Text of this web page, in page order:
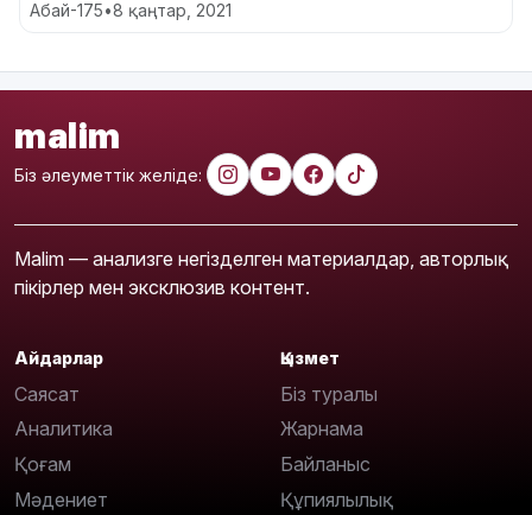
Абай-175•8 қаңтар, 2021
malim
Біз әлеуметтік желіде:
Malim — анализге негізделген материалдар, авторлық
пікірлер мен эксклюзив контент.
Айдарлар
Саясат
Аналитика
Қоғам
Мәдениет
Қызмет
Біз туралы
Жарнама
Байланыс
Құпиялылық